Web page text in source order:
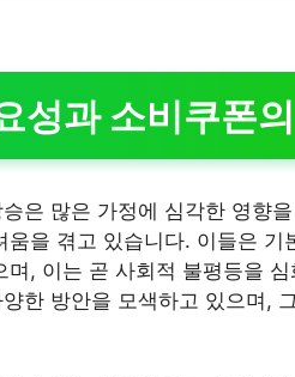
성과 소비쿠폰
은 많은 가정에 심각한 영향
을 겪고 있습니다. 이들은 기
, 이는 곧 사회적 불평등을
한 방안을 모색하고 있으며,